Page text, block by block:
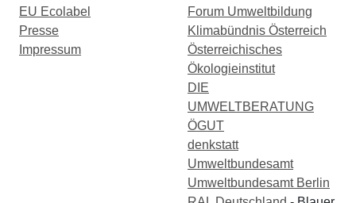
EU Ecolabel
Presse
Impressum
Forum Umweltbildung
Klimabündnis Österreich
Österreichisches
Ökologieinstitut
DIE
UMWELTBERATUNG
ÖGUT
denkstatt
Umweltbundesamt
Umweltbundesamt Berlin